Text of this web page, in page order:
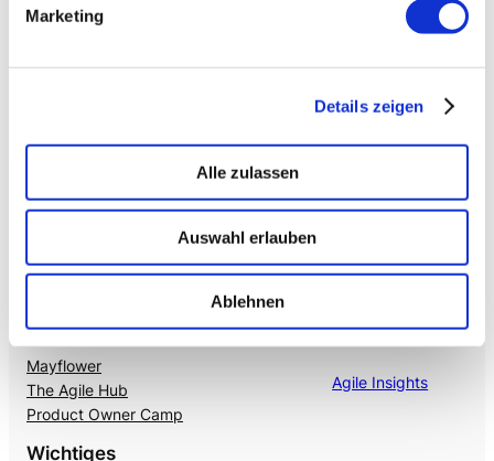
Marketing
Details zeigen
Alle zulassen
Auswahl erlauben
Ablehnen
Enterprise VoiceAI
Mehr von uns
Mayflower
The Agile Hub
Product Owner Camp
Nützliches
Agile Insights
Wichtiges